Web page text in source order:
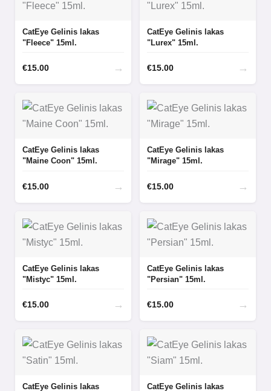
CatEye Gelinis lakas
"Fleece" 15ml.
€15.00 →
CatEye Gelinis lakas
"Lurex" 15ml.
€15.00 →
CatEye Gelinis lakas
"Maine Coon" 15ml.
€15.00 →
CatEye Gelinis lakas
"Mirage" 15ml.
€15.00 →
CatEye Gelinis lakas
"Mistyc" 15ml.
€15.00 →
CatEye Gelinis lakas
"Persian" 15ml.
€15.00 →
CatEye Gelinis lakas
CatEye Gelinis lakas